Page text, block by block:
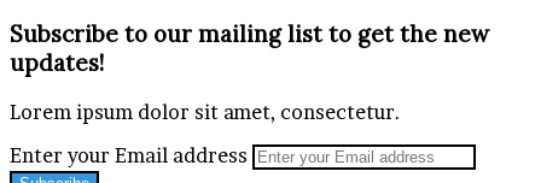
Subscribe to our mailing list to get the new
updates!
Lorem ipsum dolor sit amet, consectetur.
Enter your Email address